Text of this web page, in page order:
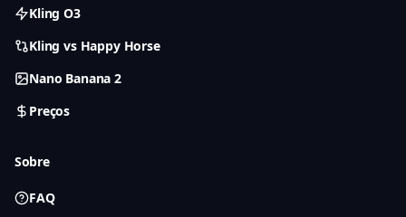
Kling O3
Kling vs Happy Horse
Nano Banana 2
Preços
Sobre
FAQ